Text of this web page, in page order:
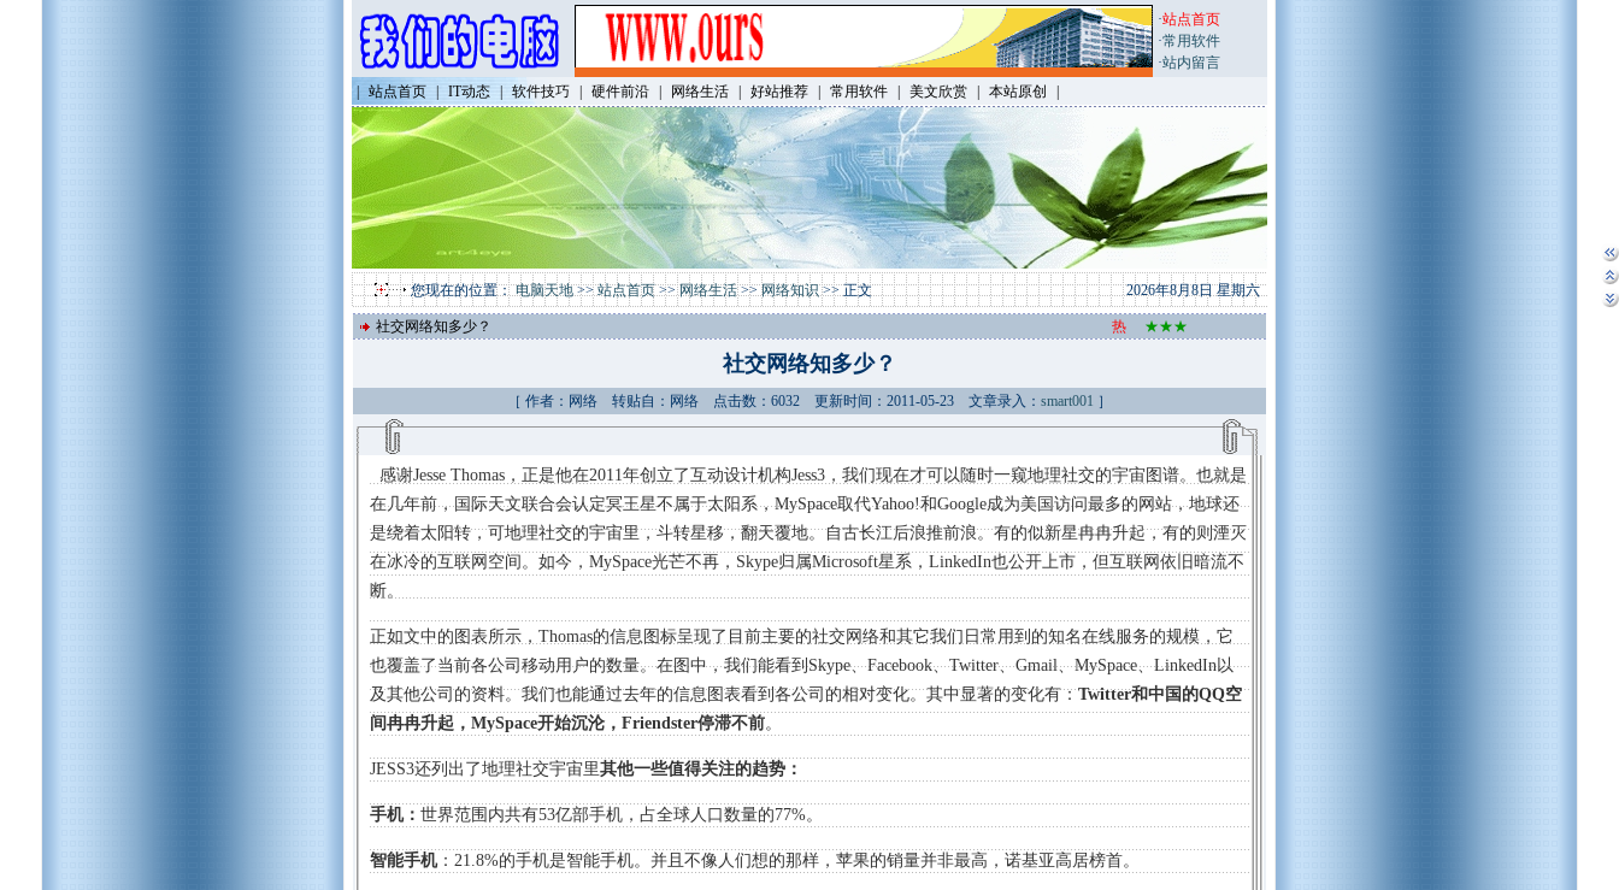
·站点首页
·常用软件
·站内留言
站点首页 IT动态 软件技巧 硬件前沿 网络生活 好站推荐 常用软件 美文欣赏 本站原创
您现在的位置：电脑天地>>站点首页>>网络生活>>网络知识>> 正文 2026年8月8日 星期六
社交网络知多少？ 热 ★★★
社交网络知多少？
［ 作者：网络 转贴自：网络 点击数：6032 更新时间：2011-05-23 文章录入： smart001 ］
感谢Jesse Thomas，正是他在2011年创立了互动设计机构Jess3，我们现在才可以随时一窥地理社交的宇宙图谱。也就是
在几年前，国际天文联合会认定冥王星不属于太阳系，MySpace取代Yahoo!和Google成为美国访问最多的网站，地球还
是绕着太阳转，可地理社交的宇宙里，斗转星移，翻天覆地。自古长江后浪推前浪。有的似新星冉冉升起，有的则湮灭
在冰冷的互联网空间。如今，MySpace光芒不再，Skype归属Microsoft星系，LinkedIn也公开上市，但互联网依旧暗流不
断。
正如文中的图表所示，Thomas的信息图标呈现了目前主要的社交网络和其它我们日常用到的知名在线服务的规模，它
也覆盖了当前各公司移动用户的数量。在图中，我们能看到Skype、Facebook、Twitter、Gmail、MySpace、LinkedIn以
及其他公司的资料。我们也能通过去年的信息图表看到各公司的相对变化。其中显著的变化有：Twitter和中国的QQ空
间冉冉升起，MySpace开始沉沦，Friendster停滞不前。
JESS3还列出了地理社交宇宙里其他一些值得关注的趋势：
手机： 世界范围内共有53亿部手机，占全球人口数量的77%。
智能手机：21.8%的手机是智能手机。并且不像人们想的那样，苹果的销量并非最高，诺基亚高居榜首。